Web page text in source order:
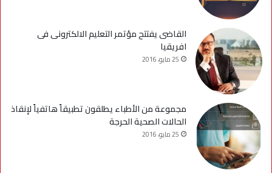
القاضى يفتتح مؤتمر التعليم الالكترونى فى
افريقيا
25 مايو، 2016
مجموعة من الأطباء يطلقون تطبيقاً هاتفياً لإنقاذ
الحالات الصحية الحرجة
25 مايو، 2016